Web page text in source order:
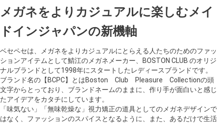
メガネをよりカジュアルに楽しむメイ
ドインジャパンの新機軸
ベセペセは、メガネをよりカジュアルにとらえる人たちのためのファッ
ションアイテムとして鯖江のメガネメーカー、BOSTON CLUB のオリジ
ナルブランドとして1998年にスタートしたレディースブランドです。
ブランド名の【BCPC】とはBoston Club Pleasure Collectionの頭
文字からとっており、ブランドネームのままに、作り手が面白いと感じ
たアイデアをカタチにしています。
「味気ない」「無味乾燥な」視力矯正の道具としてのメガネデザインで
はなく、ファッションのスパイスとなるように、また、あるだけで生活